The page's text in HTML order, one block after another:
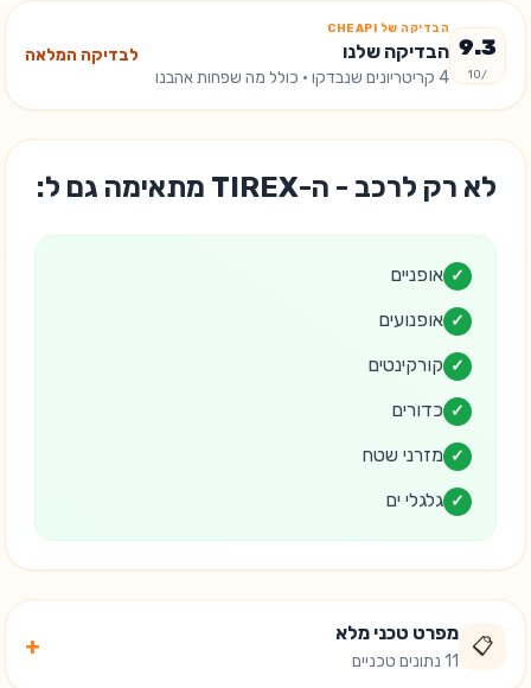
9.3
/10
הבדיקה של CHEAPI
הבדיקה שלנו
4 קריטריונים שנבדקו · כולל מה שפחות אהבנו
לבדיקה המלאה
לא רק לרכב - ה-TIREX מתאימה גם ל:
✓ אופניים
✓ אופנועים
✓ קורקינטים
✓ כדורים
✓ מזרני שטח
✓ גלגלי ים
📋
מפרט טכני מלא
11 נתונים טכניים
+